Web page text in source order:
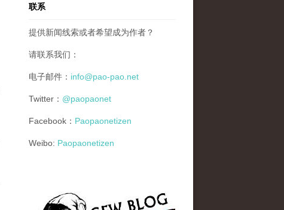
联系
提供新闻线索或者希望成为作者？
请联系我们：
电子邮件： info@pao-pao.net
Twitter： @paopaonet
Facebook： Paopaonetizen
Weibo: Paopaonetizen
gfw_blog_small.jpg